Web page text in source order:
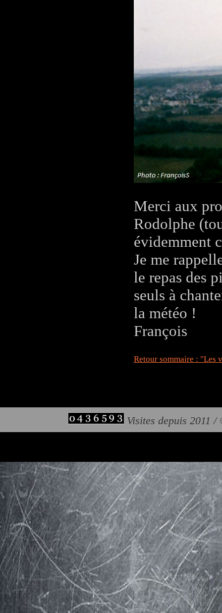
Merci aux
Rodolphe
évidemment
Je me
le repas des
seuls à
la météo !
François
Retour sommaire : "Les
Visites depuis 2011